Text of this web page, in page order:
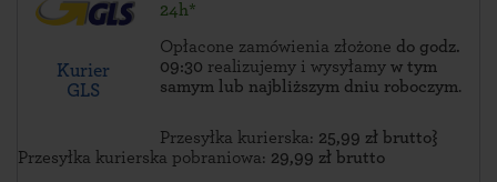
Kurier
GLS
24h*
Opłacone zamówienia złożone do godz.
09:30 realizujemy i wysyłamy w tym
samym lub najbliższym dniu roboczym.
Przesyłka kurierska: 25,99 zł brutto}
Przesyłka kurierska pobraniowa: 29,99 zł brutto